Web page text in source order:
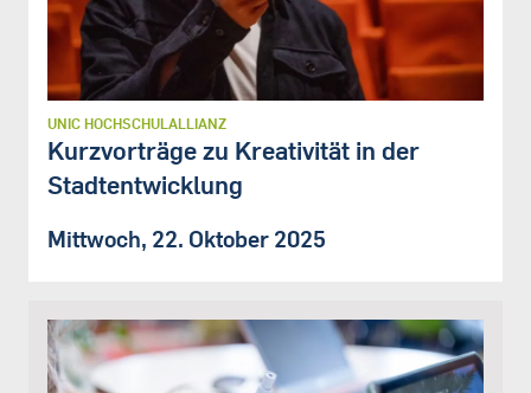
UNIC HOCHSCHULALLIANZ
Kurzvorträge zu Kreativität in der
Stadtentwicklung
Mittwoch, 22. Oktober 2025